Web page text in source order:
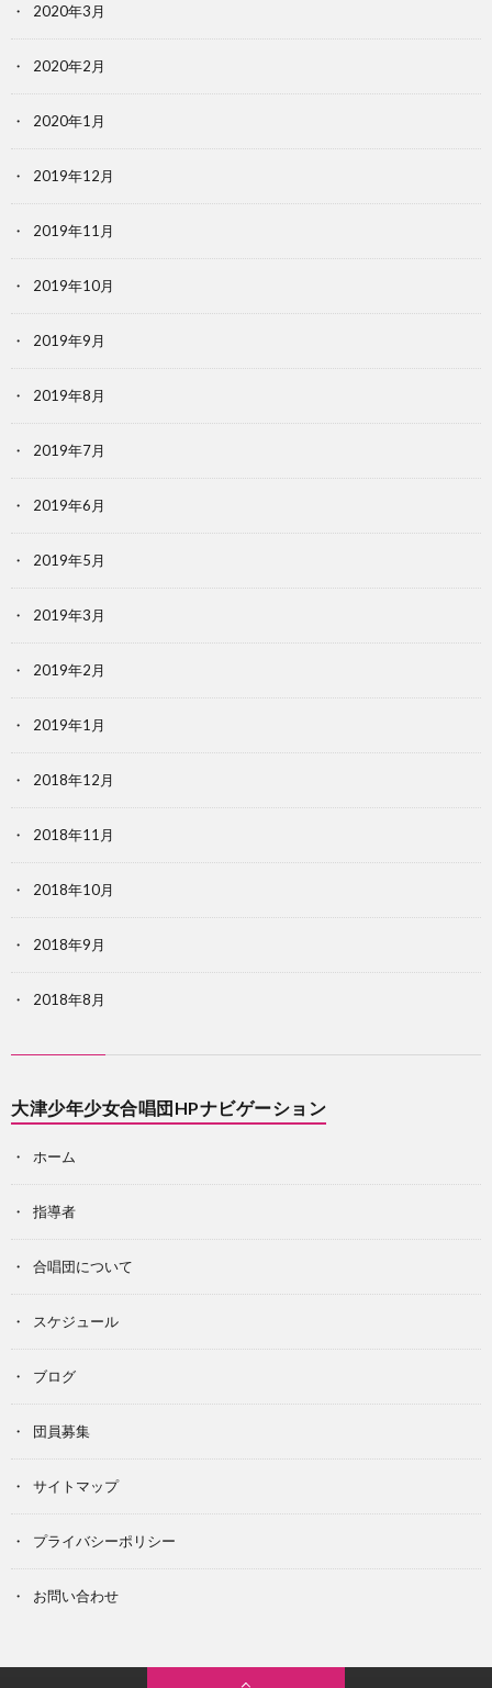
2020年3月
2020年2月
2020年1月
2019年12月
2019年11月
2019年10月
2019年9月
2019年8月
2019年7月
2019年6月
2019年5月
2019年3月
2019年2月
2019年1月
2018年12月
2018年11月
2018年10月
2018年9月
2018年8月
大津少年少女合唱団HPナビゲーション
ホーム
指導者
合唱団について
スケジュール
ブログ
団員募集
サイトマップ
プライバシーポリシー
お問い合わせ